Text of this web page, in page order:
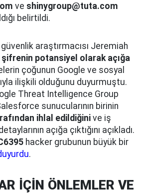
ve shinygroup@tuta.com
belirtildi.
güvenlik araştırmacısı Jeremiah
potansiyel olarak açığa
çoğunun Google ve sosyal
ilişkili olduğunu duyurmuştu.
Threat Intelligence Group
sunucularının birinin
ihlal edildiğini ve iş
açığa çıktığını açıkladı.
hacker grubunun büyük bir
.
İÇİN ÖNLEMLER VE